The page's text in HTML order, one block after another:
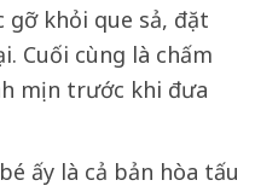
gỡ khỏi que sả, đặt
Cuối cùng là chấm
mịn trước khi đưa
ấy là cả bản hòa tấu